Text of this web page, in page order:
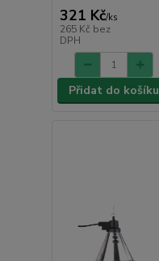
321 Kč/ks
265 Kč bez
DPH
Přidat do košíku